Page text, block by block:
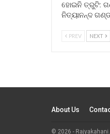
ହୋଇନି ତ୍ରୁଟି:
ନିତ୍ୟାନନ୍ଦ
PREV NEXT
About Us
© 2026 -